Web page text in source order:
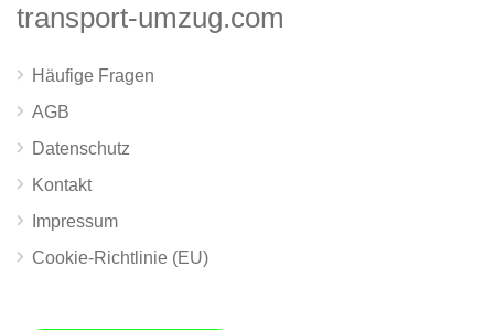
transport-umzug.com
Häufige Fragen
AGB
Datenschutz
Kontakt
Impressum
Cookie-Richtlinie (EU)